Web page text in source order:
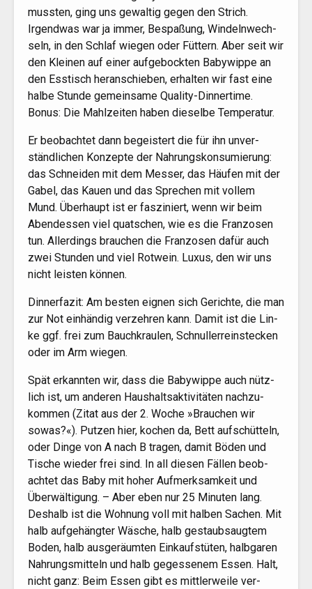
muss­ten, ging uns gewal­tig gegen den Strich.
Irgend­was war ja immer, Bespa­ßung, Win­deln­wech­
seln, in den Schlaf wie­gen oder Füt­tern. Aber seit wir
den Klei­nen auf einer auf­ge­bock­ten Baby­wip­pe an
den Ess­tisch her­an­schie­ben, erhal­ten wir fast eine
hal­be Stun­de gemein­sa­me Qua­li­ty-Din­ner­ti­me.
Bonus: Die Mahl­zei­ten haben die­sel­be Temperatur.
Er beob­ach­tet dann begeis­tert die für ihn unver­
ständ­li­chen Kon­zep­te der Nah­rungs­kon­su­mie­rung:
das Schnei­den mit dem Mes­ser, das Häu­fen mit der
Gabel, das Kau­en und das Spre­chen mit vol­lem
Mund. Über­haupt ist er fas­zi­niert, wenn wir beim
Abend­essen viel quat­schen, wie es die Fran­zo­sen
tun. Aller­dings brau­chen die Fran­zo­sen dafür auch
zwei Stun­den und viel Rot­wein. Luxus, den wir uns
nicht leis­ten können.
Din­n­er­fa­zit: Am bes­ten eig­nen sich Gerich­te, die man
zur Not ein­hän­dig ver­zeh­ren kann. Damit ist die Lin­
ke ggf. frei zum Bauch­krau­len, Schnul­lerrein­ste­cken
oder im Arm wiegen.
Spät erkann­ten wir, dass die Baby­wip­pe auch nütz­
lich ist, um ande­ren Haus­halts­ak­ti­vi­tä­ten nach­zu­
kom­men (Zitat aus der 2. Woche »Brau­chen wir
sowas?«). Put­zen hier, kochen da, Bett auf­schüt­teln,
oder Din­ge von A nach B tra­gen, damit Böden und
Tische wie­der frei sind. In all die­sen Fäl­len beob­
ach­tet das Baby mit hoher Auf­merk­sam­keit und
Über­wäl­ti­gung. – Aber eben nur 25 Minu­ten lang.
Des­halb ist die Woh­nung voll mit hal­ben Sachen. Mit
halb auf­ge­häng­ter Wäsche, halb gestaub­saug­tem
Boden, halb aus­ge­räum­ten Ein­kaufs­tü­ten, halb­ga­ren
Nah­rungs­mit­teln und halb geges­se­nem Essen. Halt,
nicht ganz: Beim Essen gibt es mitt­ler­wei­le ver­